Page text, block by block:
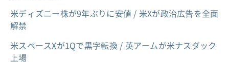
米ディズニー株が9年ぶりに安値 / 米Xが政治広告を全面
解禁
米スペースXが1Qで黒字転換 / 英アームが米ナスダック
上場